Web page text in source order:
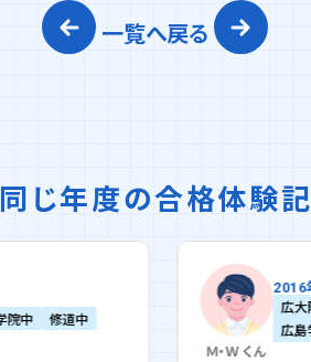
一覧へ戻る
同じ年度の合格体験記
広大附属中
近大附属東広島中
広島学院中